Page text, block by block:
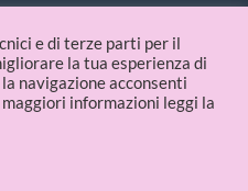
09336481214
e di terze parti per il
la tua esperienza di
navigazione acconsenti
informazioni leggi la